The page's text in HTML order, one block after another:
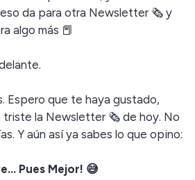
da para otra Newsletter 🗞️ y
algo más 📕
Espero que te haya gustado,
triste la Newsletter 🗞️ de hoy. No
Y aún así ya sabes lo que opino:
Pues Mejor! 😅